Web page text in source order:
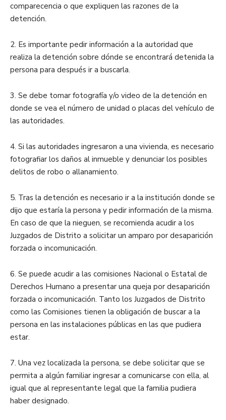
comparecencia o que expliquen las razones de la
detención.
2. Es importante pedir información a la autoridad que
realiza la detención sobre dónde se encontrará detenida la
persona para después ir a buscarla.
3. Se debe tomar fotografía y/o video de la detención en
donde se vea el número de unidad o placas del vehículo de
las autoridades.
4. Si las autoridades ingresaron a una vivienda, es necesario
fotografiar los daños al inmueble y denunciar los posibles
delitos de robo o allanamiento.
5. Tras la detención es necesario ir a la institución donde se
dijo que estaría la persona y pedir información de la misma.
En caso de que la nieguen, se recomienda acudir a los
Juzgados de Distrito a solicitar un amparo por desaparición
forzada o incomunicación.
6. Se puede acudir a las comisiones Nacional o Estatal de
Derechos Humano a presentar una queja por desaparición
forzada o incomunicación. Tanto los Juzgados de Distrito
como las Comisiones tienen la obligación de buscar a la
persona en las instalaciones públicas en las que pudiera
estar.
7. Una vez localizada la persona, se debe solicitar que se
permita a algún familiar ingresar a comunicarse con ella, al
igual que al representante legal que la familia pudiera
haber designado.